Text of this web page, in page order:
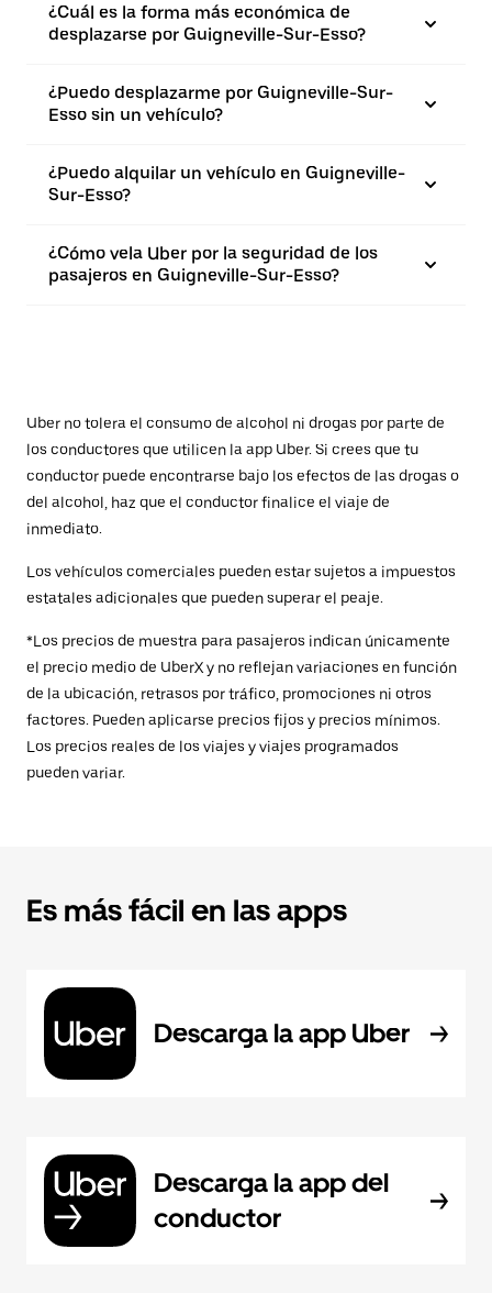
¿Cuál es la forma más económica de
desplazarse por Guigneville-Sur-Esso?
¿Puedo desplazarme por Guigneville-Sur-
Esso sin un vehículo?
¿Puedo alquilar un vehículo en Guigneville-
Sur-Esso?
¿Cómo vela Uber por la seguridad de los
pasajeros en Guigneville-Sur-Esso?
Uber no tolera el consumo de alcohol ni drogas por parte de
los conductores que utilicen la app Uber. Si crees que tu
conductor puede encontrarse bajo los efectos de las drogas o
del alcohol, haz que el conductor finalice el viaje de
inmediato.
Los vehículos comerciales pueden estar sujetos a impuestos
estatales adicionales que pueden superar el peaje.
*Los precios de muestra para pasajeros indican únicamente
el precio medio de UberX y no reflejan variaciones en función
de la ubicación, retrasos por tráfico, promociones ni otros
factores. Pueden aplicarse precios fijos y precios mínimos.
Los precios reales de los viajes y viajes programados
pueden variar.
Es más fácil en las apps
Descarga la app Uber
Descarga la app del
conductor